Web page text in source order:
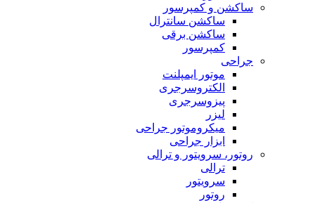
ساکشن و کمپرسور
ساکشن سانترال
ساکشن برقی
کمپرسور
جراحی
موتور ایمپلنت
الکتروسرجری
پیزوسرجری
لیزر
میکروموتور جراحی
ابزار جراحی
روتور، سرویتور و ترالی
ترالی
سرویتور
روتور